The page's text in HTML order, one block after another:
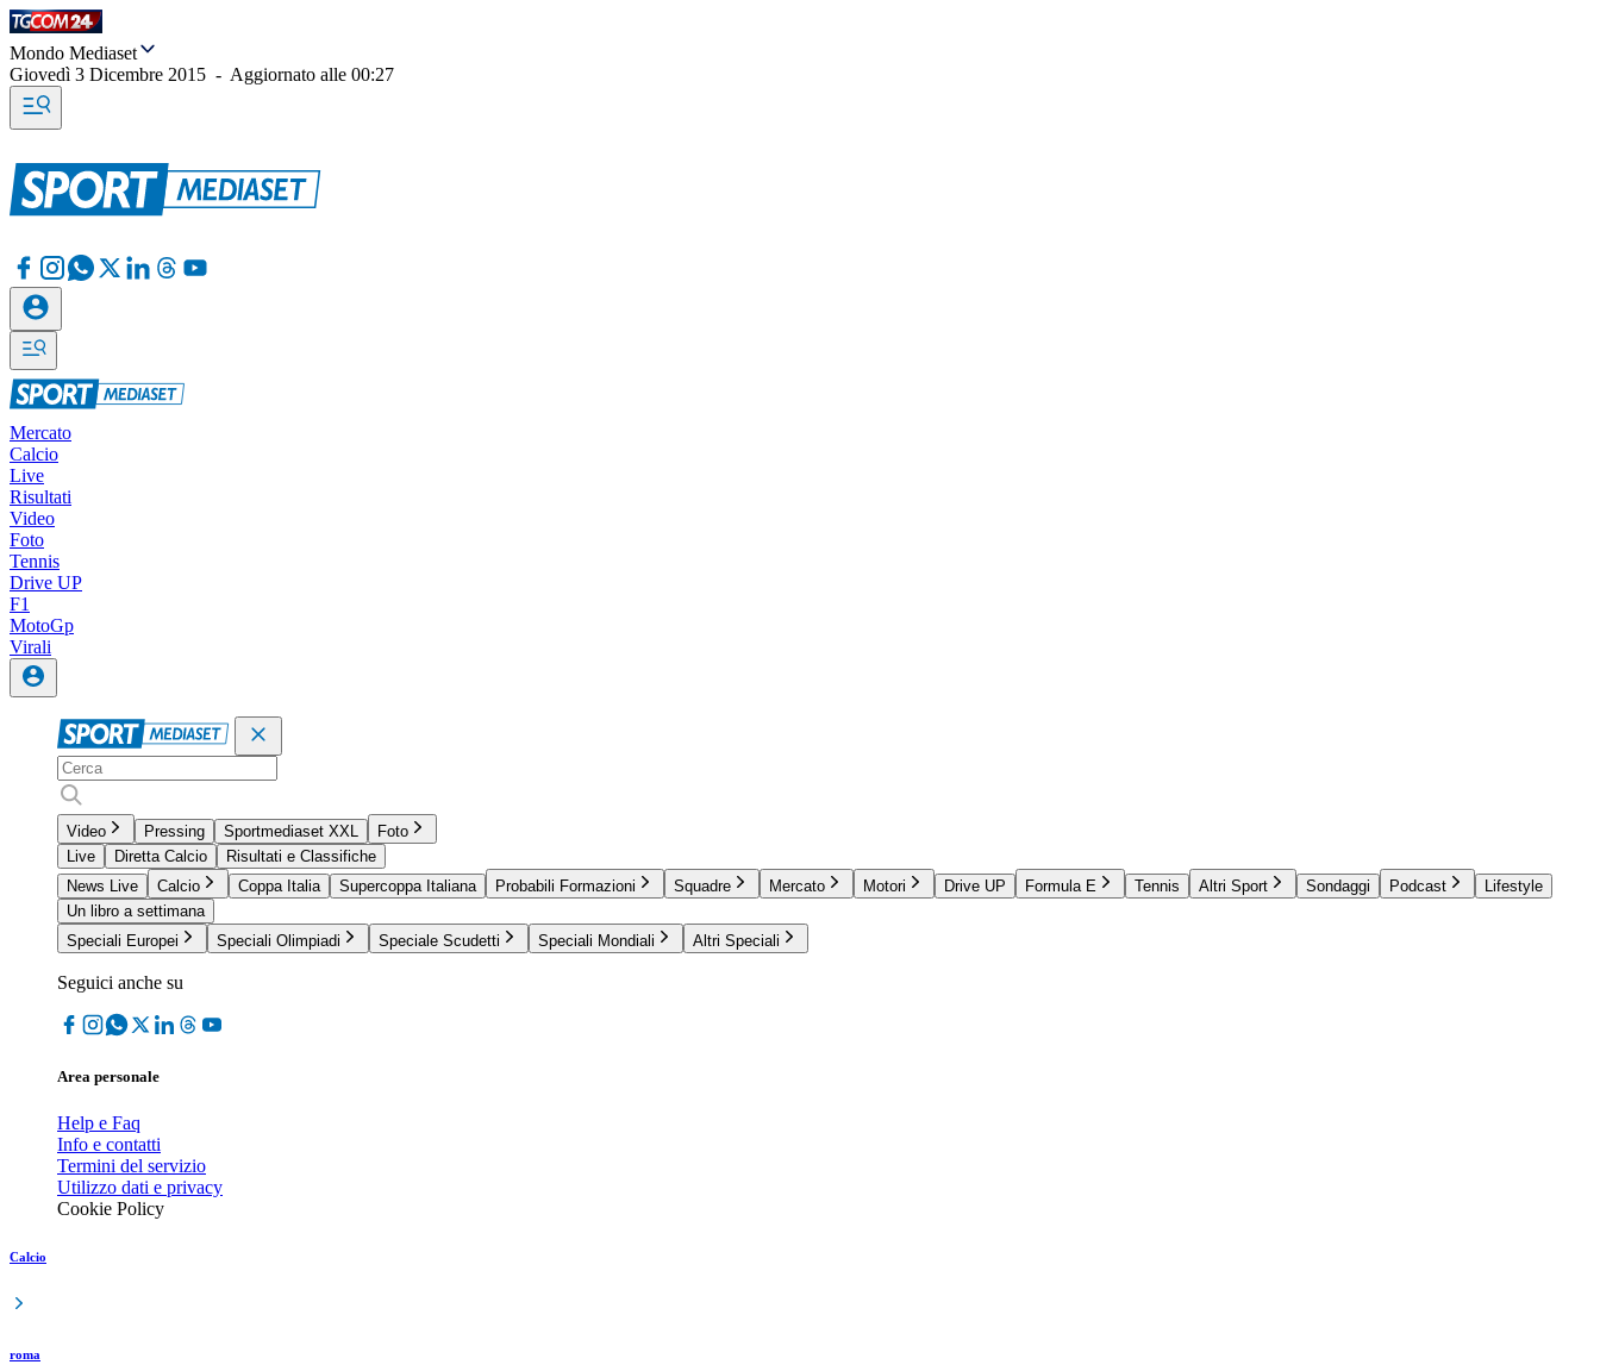
Mondo Mediaset
Giovedì 3 Dicembre 2015 - Aggiornato alle 00:27
Mercato
Calcio
Live
Risultati
Video
Foto
Tennis
Drive UP
F1
MotoGp
Virali
Video Pressing Sportmediaset XXL
Foto
Live
Diretta Calcio
Risultati e Classifiche
News Live
Calcio Coppa Italia Supercoppa Italiana Probabili Formazioni Squadre Mercato Motori Drive UP Formula E Tennis Altri Sport Sondaggi Podcast
Lifestyle
Un libro a settimana
Speciali Europei
Speciali Olimpiadi Speciale Scudetti Speciali Mondiali Altri Speciali
Seguici anche su
Area personale
Help e Faq
Info e contatti
Termini del servizio
Utilizzo dati e privacy
Cookie Policy
Calcio
roma